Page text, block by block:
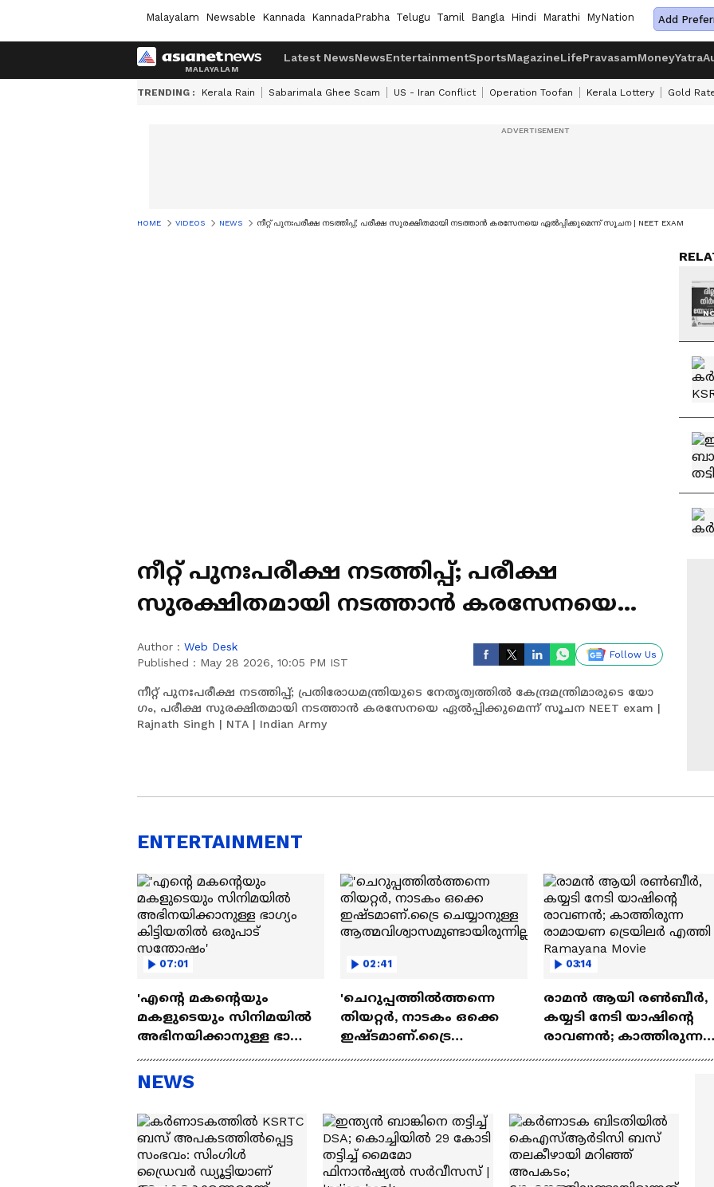
Malayalam Newsable Kannada KannadaPrabha Telugu Tamil Bangla Hindi Marathi MyNation Add
Latest NewsNewsEntertainmentSportsMagazineLifePravasamMoneyYatra
TRENDING : Kerala Rain Sabarimala Ghee Scam US - Iran Conflict Operation Toofan Kerala Lottery Gold
HOME VIDEOS NEWS നീറ്റ് പുനഃപരീക്ഷ നടത്തിപ്പ്; പരീക്ഷ സുരക്ഷിതമായി നടത്താൻ കരസേനയെ ഏൽപ്പിക്കുമെന്ന് സൂചന | NEET EXAM
നീറ്റ് പുനഃപരീക്ഷ നടത്തിപ്പ്; പരീക്ഷ
സുരക്ഷിതമായി നടത്താൻ കരസേനയെ
Author : Web Desk
Published : May 28 2026, 10:05 PM IST
Follow Us
നീറ്റ് പുനഃപരീക്ഷ നടത്തിപ്പ്; പ്രതിരോധമന്ത്രിയുടെ നേതൃത്വത്തിൽ കേന്ദ്രമന്ത്രിമാരുടെ യോ​
ഗം, പരീക്ഷ സുരക്ഷിതമായി നടത്താൻ കരസേനയെ ഏൽപ്പിക്കുമെന്ന് സൂചന NEET exam |
Rajnath Singh | NTA | Indian Army
ENTERTAINMENT
07:01
'എന്റെ മകന്റെയും
മകളുടെയും സിനിമയിൽ
അഭിനയിക്കാനുള്ള ഭാഗ്യം
കിട്ടിയതിൽ ഒരുപാട്
സന്തോഷം'
02:41
'ചെറുപ്പത്തിൽത്തന്നെ
തിയറ്റർ, നാടകം ഒക്കെ
ഇഷ്ടമാണ്.ട്രൈ
ചെയ്യാനുള്ള
03:14
രാമന്‍ ആയി രൺബീർ,
കയ്യടി നേടി യാഷിന്റെ
രാവണൻ; കാത്തിരുന്ന
രാമായണ ട്രെയിലർ
NEWS